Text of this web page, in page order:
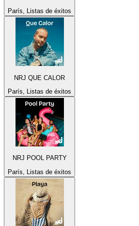
París, Listas de éxitos
NRJ QUE CALOR
París, Listas de éxitos
NRJ POOL PARTY
París, Listas de éxitos